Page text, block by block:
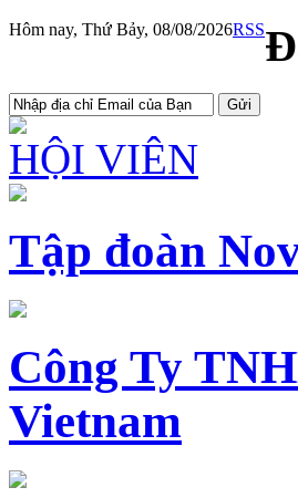
Hôm nay, Thứ Bảy, 08/08/2026RSS
HỘI VIÊN
Tập đoàn
Công Ty
Vietnam